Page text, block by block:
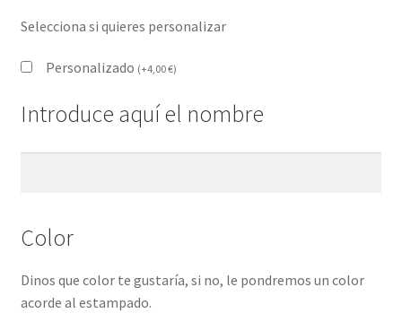
Selecciona si quieres personalizar
Personalizado (+4,00€)
Introduce aquí el nombre
Color
Dinos que color te gustaría, si no, le pondremos un color
acorde al estampado.